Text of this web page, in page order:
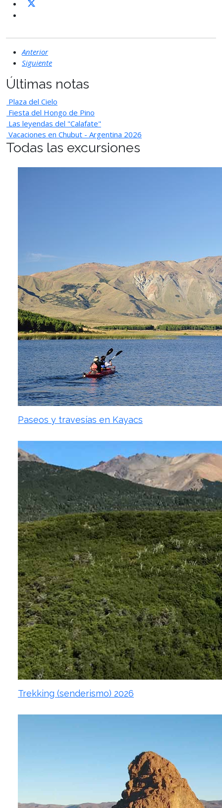
Anterior
Siguiente
Últimas notas
Plaza del Cielo
Fiesta del Hongo de Pino
Las leyendas del "Calafate"
Vacaciones en Chubut - Argentina 2026
Todas las excursiones
Paseos y travesías en Kayacs
Trekking (senderismo) 2026